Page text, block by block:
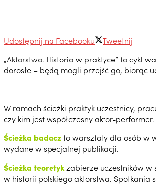
Udostępnij na Facebooku
Tweetnij
„Aktorstwo. Historia w praktyce” to cykl
dorosłe – będą mogli przejść go, biorąc
W ramach ścieżki praktyk uczestnicy,
czy kim jest współczesny aktor-
Ścieżka badaczto warsztaty dla osób w
wydane w specjalnej publikacji.
Ścieżka teoretykzabierze uczestników w
w historii polskiego aktorstwa. Spotkania